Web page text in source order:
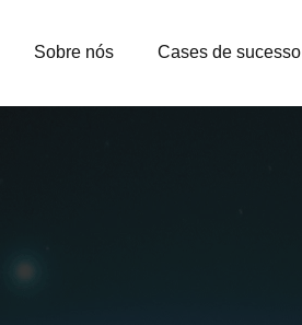
Sobre nós Cases de sucesso